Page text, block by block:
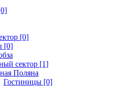
[0]
[0]
сектор [1]
Поляна
Гостиницы [0]